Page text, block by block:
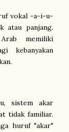
vokal -a-i-u-
atau panjang.
memiliki
kebanyakan
sistem akar
tidak familiar.
huruf "akar"